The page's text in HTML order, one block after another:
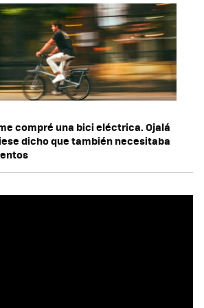
compré una bici eléctrica. Ojalá
dicho que también necesitaba